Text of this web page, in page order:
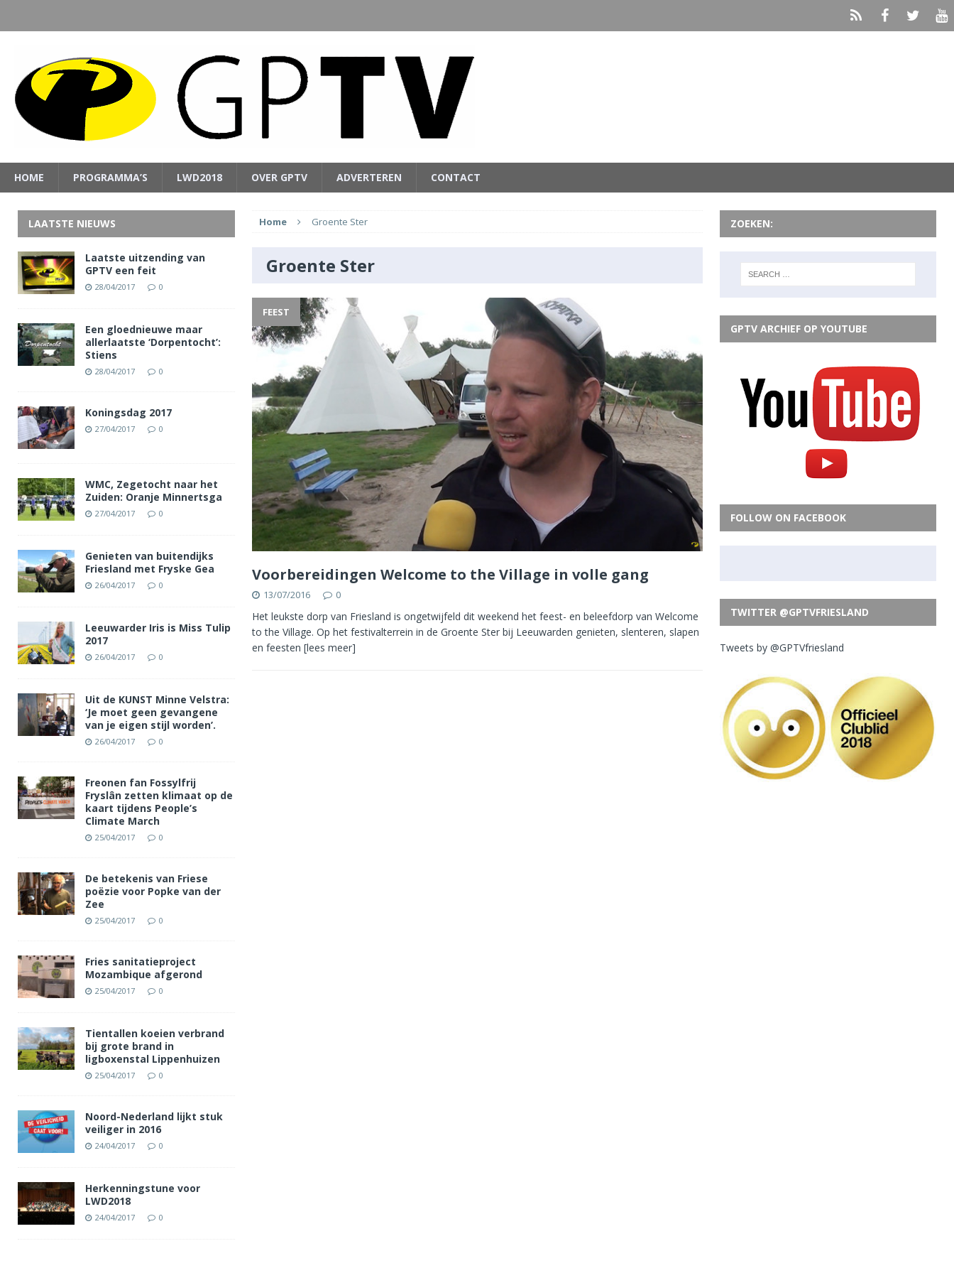
HOME PROGRAMMA’S LWD2018 OVER GPTV ADVERTEREN CONTACT
Home Groente Ster
Groente Ster
FEEST
Voorbereidingen Welcome to the Village in volle gang
13/07/2016 0
Het leukste dorp van Friesland is ongetwijfeld dit weekend het feest- en beleefdorp van Welcome
to the Village. Op het festivalterrein in de Groente Ster bij Leeuwarden genieten, slenteren, slapen
en feesten [lees meer]
LAATSTE NIEUWS
Laatste uitzending van
GPTV een feit
28/04/2017 0
Een gloednieuwe maar
allerlaatste ‘Dorpentocht’:
Stiens
28/04/2017 0
Koningsdag 2017
27/04/2017 0
WMC, Zegetocht naar het
Zuiden: Oranje Minnertsga
27/04/2017 0
Genieten van buitendijks
Friesland met Fryske Gea
26/04/2017 0
Leeuwarder Iris is Miss Tulip
2017
26/04/2017 0
Uit de KUNST Minne Velstra:
‘Je moet geen gevangene
van je eigen stijl worden’.
26/04/2017 0
Freonen fan Fossylfrij
Fryslân zetten klimaat op de
kaart tijdens People’s
Climate March
25/04/2017 0
De betekenis van Friese
poëzie voor Popke van der
Zee
25/04/2017 0
Fries sanitatieproject
Mozambique afgerond
25/04/2017 0
Tientallen koeien verbrand
bij grote brand in
ligboxenstal Lippenhuizen
25/04/2017 0
Noord-Nederland lijkt stuk
veiliger in 2016
24/04/2017 0
Herkenningstune voor
LWD2018
24/04/2017 0
ZOEKEN:
GPTV ARCHIEF OP YOUTUBE
FOLLOW ON FACEBOOK
TWITTER @GPTVFRIESLAND
Tweets by @GPTVfriesland